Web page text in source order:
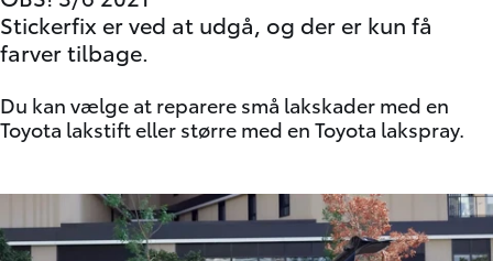
Stickerfix er ved at udgå, og der er kun få
farver tilbage.
Du kan vælge at reparere små lakskader med en
Toyota lakstifteller større med en Toyota lakspray.